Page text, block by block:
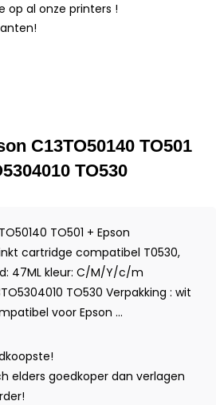
op al onze printers !
C13TO50140 TO501
TO530
TO501 + Epson
inkt cartridge compatibel T0530,
47ML kleur: C/M/Y/c/m
TO530 Verpakking : wit
voor Epson ...
elders goedkoper dan verlagen